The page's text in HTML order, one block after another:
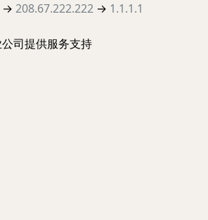
→ 208.67.222.222 → 1.1.1.1
司提供服务支持